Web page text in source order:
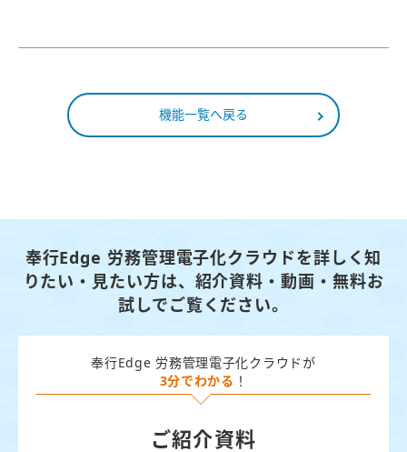
機能一覧へ戻る
奉行Edge 労務管理電子化クラウドを詳しく知
りたい・見たい方は、 紹介資料・動画・無料お
試しでご覧ください。
奉行Edge 労務管理電子化クラウドが
3分でわかる ！
ご紹介資料